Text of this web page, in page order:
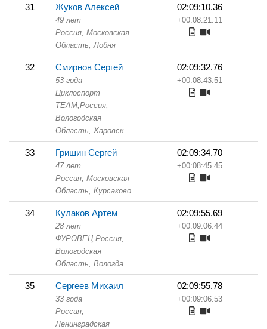
31 Жуков Алексей
49 лет
Россия, Московская
Область, Лобня
02:09:10.36
+00:08:21.11
32 Смирнов Сергей
53 года
Циклоспорт
TEAM,Россия,
Вологодская
Область, Харовск
02:09:32.76
+00:08:43.51
33 Гришин Сергей
47 лет
Россия, Московская
Область, Курсаково
02:09:34.70
+00:08:45.45
34 Кулаков Артем
28 лет
ФУРОВЕЦ,Россия,
Вологодская
Область, Вологда
02:09:55.69
+00:09:06.44
35 Сергеев Михаил
33 года
Россия,
Ленинградская
02:09:55.78
+00:09:06.53